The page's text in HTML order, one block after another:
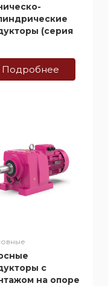
(cерия
Подробнее
c
на опоре